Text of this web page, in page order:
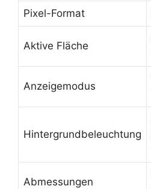
Pixel-Format
Aktive Fläche
Anzeigemodus
Hintergrundbeleuchtung
Abmessungen